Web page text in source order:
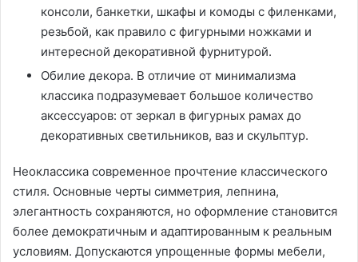
консоли, банкетки, шкафы и комоды с филенками,
резьбой, как правило с фигурными ножками и
интересной декоративной фурнитурой.
Обилие декора. В отличие от минимализма
классика подразумевает большое количество
аксессуаров: от зеркал в фигурных рамах до
декоративных светильников, ваз и скульптур.
Неоклассика современное прочтение классического
стиля. Основные черты симметрия, лепнина,
элегантность сохраняются, но оформление становится
более демократичным и адаптированным к реальным
условиям. Допускаются упрощенные формы мебели,